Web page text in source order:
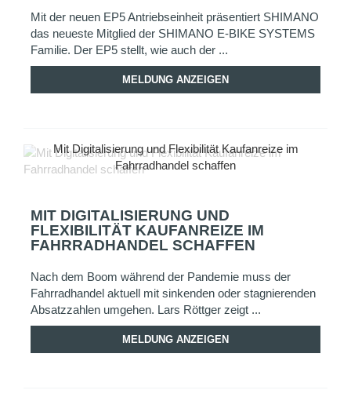
Mit der neuen EP5 Antriebseinheit präsentiert SHIMANO
das neueste Mitglied der SHIMANO E-BIKE SYSTEMS
Familie. Der EP5 stellt, wie auch der ...
MELDUNG ANZEIGEN
Mit Digitalisierung und Flexibilität Kaufanreize im
Fahrradhandel schaffen
MIT DIGITALISIERUNG UND
FLEXIBILITÄT KAUFANREIZE IM
FAHRRADHANDEL SCHAFFEN
Nach dem Boom während der Pandemie muss der
Fahrradhandel aktuell mit sinkenden oder stagnierenden
Absatzzahlen umgehen. Lars Röttger zeigt ...
MELDUNG ANZEIGEN